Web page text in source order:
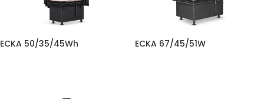
ECKA 50/35/45Wh ECKA 67/45/51W